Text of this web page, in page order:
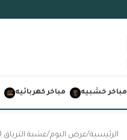
مباخر خشبيه مباخر كهربائيه
الرئيسية عرض اليوم عشبة الترياق 20جرام من خير الطبيعه من استبراق